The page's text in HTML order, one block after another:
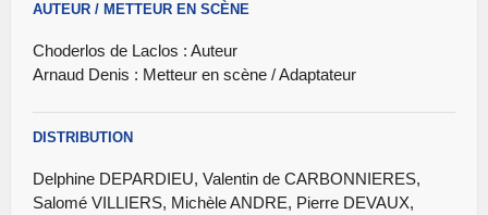
AUTEUR / METTEUR EN SCÈNE
Choderlos de Laclos : Auteur
Arnaud Denis : Metteur en scène / Adaptateur
DISTRIBUTION
Delphine DEPARDIEU, Valentin de CARBONNIERES,
Salomé VILLIERS, Michèle ANDRE, Pierre DEVAUX,